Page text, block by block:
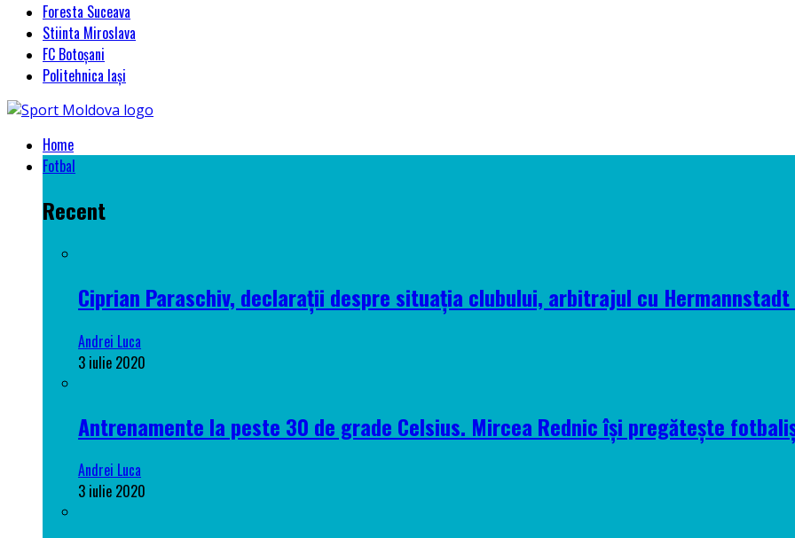
Foresta Suceava
Stiinta Miroslava
FC Botoșani
Politehnica Iași
Home
Fotbal
Recent
Ciprian Paraschiv, declarații despre situația clubului, arbitrajul cu
Andrei Luca
3 iulie 2020
Antrenamente la peste 30 de grade Celsius. Mircea Rednic își pregătește
Andrei Luca
3 iulie 2020